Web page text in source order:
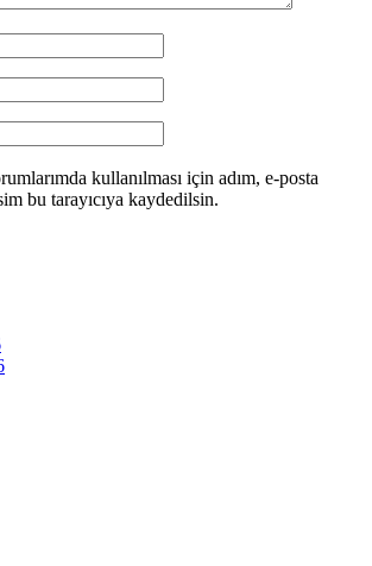
kullanılması için adım, e-posta
bu tarayıcıya kaydedilsin.